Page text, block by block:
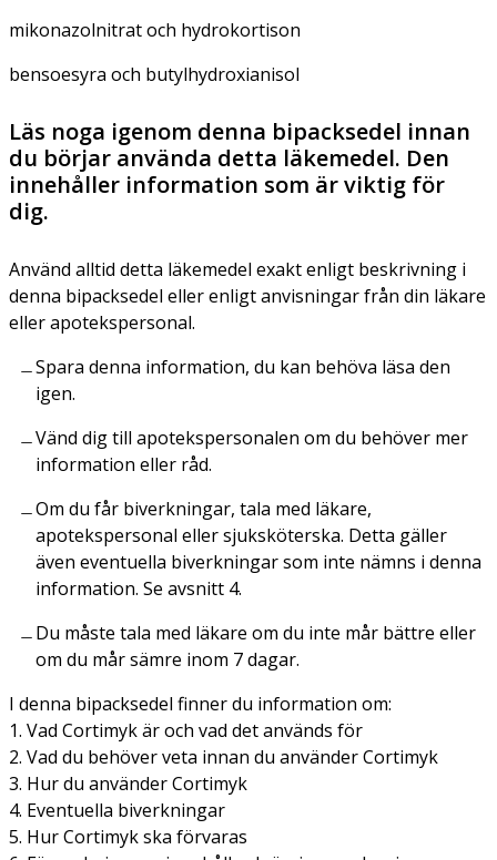
mikonazolnitrat och hydrokortison
bensoesyra och butylhydroxianisol
Läs noga igenom denna bipacksedel innan
du börjar använda detta läkemedel. Den
innehåller information som är viktig för
dig.
Använd alltid detta läkemedel exakt enligt beskrivning i
denna bipacksedel eller enligt anvisningar från din läkare
eller apotekspersonal.
Spara denna information, du kan behöva läsa den
igen.
Vänd dig till apotekspersonalen om du behöver mer
information eller råd.
Om du får biverkningar, tala med läkare,
apotekspersonal eller sjuksköterska. Detta gäller
även eventuella biverkningar som inte nämns i denna
information. Se avsnitt 4.
Du måste tala med läkare om du inte mår bättre eller
om du mår sämre inom 7 dagar.
I denna bipacksedel finner du information om:
1. Vad Cortimyk är och vad det används för
2. Vad du behöver veta innan du använder Cortimyk
3. Hur du använder Cortimyk
4. Eventuella biverkningar
5. Hur Cortimyk ska förvaras